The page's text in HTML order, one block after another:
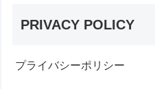
PRIVACY POLICY
プライバシーポリシー